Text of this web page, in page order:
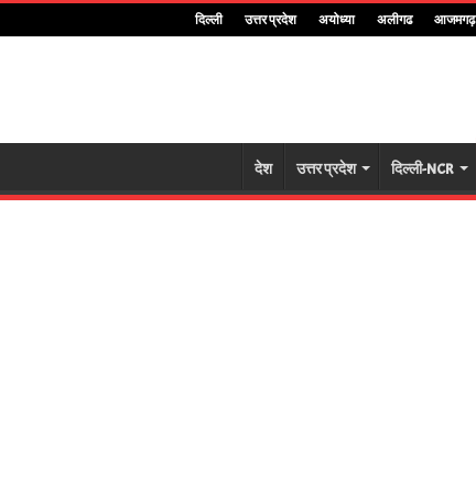
दिल्ली उत्तर प्रदेश अयोध्या अलीगढ आजमगढ़
देश उत्तर प्रदेश दिल्ली-NCR